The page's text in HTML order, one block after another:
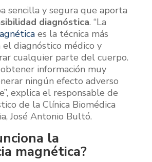
sencilla y segura que aporta
diagnóstica. “La
es la técnica más
diagnóstico médico y
cualquier parte del cuerpo.
información muy
ningún efecto adverso
explica el responsable de
de la Clínica Biomédica
José Antonio Bultó.
la
magnética?